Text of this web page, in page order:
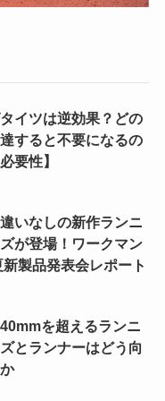
イツは逆効果？どの
すると不要になるの
要性】
いなしの新作ランニ
が登場！ワークマン
製品発表会レポート
を超えるランニ
とランナーはどう向